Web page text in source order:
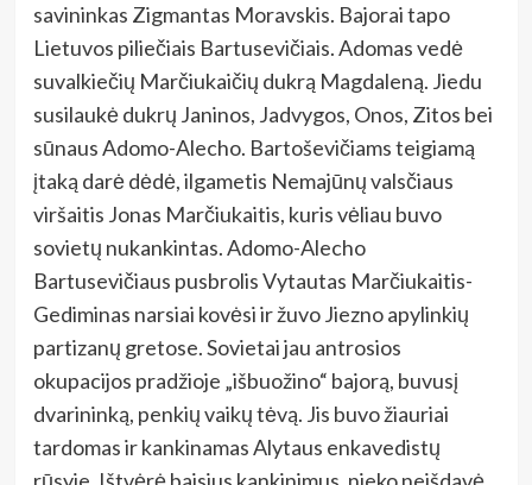
savininkas Zigmantas Moravskis. Bajorai tapo
Lietuvos piliečiais Bartusevičiais. Adomas vedė
suvalkiečių Marčiukaičių dukrą Magdaleną. Jiedu
susilaukė dukrų Janinos, Jadvygos, Onos, Zitos bei
sūnaus Adomo-Alecho. Bartoševičiams teigiamą
įtaką darė dėdė, ilgametis Nemajūnų valsčiaus
viršaitis Jonas Marčiukaitis, kuris vėliau buvo
sovietų nukankintas. Adomo-Alecho
Bartusevičiaus pusbrolis Vytautas Marčiukaitis-
Gediminas narsiai kovėsi ir žuvo Jiezno apylinkių
partizanų gretose. Sovietai jau antrosios
okupacijos pradžioje „išbuožino“ bajorą, buvusį
dvarininką, penkių vaikų tėvą. Jis buvo žiauriai
tardomas ir kankinamas Alytaus enkavedistų